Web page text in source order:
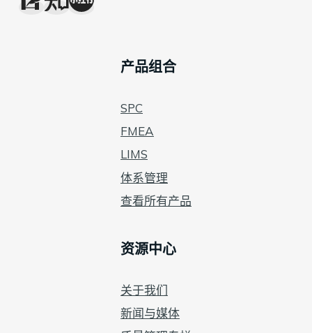
产品组合
SPC
FMEA
LIMS
体系管理
查看所有产品
资源中心
关于我们
新闻与媒体